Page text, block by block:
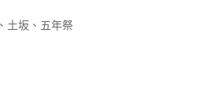
土坂、五年祭